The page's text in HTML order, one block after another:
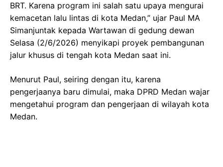
BRT. Karena program ini salah satu upaya mengurai
kemacetan lalu lintas di kota Medan,” ujar Paul MA
Simanjuntak kepada Wartawan di gedung dewan
Selasa (2/6/2026) menyikapi proyek pembangunan
jalur khusus di tengah kota Medan saat ini.
Menurut Paul, seiring dengan itu, karena
pengerjaanya baru dimulai, maka DPRD Medan wajar
mengetahui program dan pengerjaan di wilayah kota
Medan.